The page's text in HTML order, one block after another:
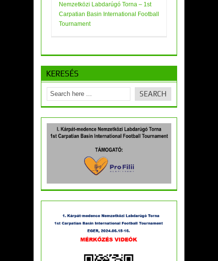
Nemzetközi Labdarúgó Torna – 1st
Carpatian Basin International Football
Tournament
KERESÉS